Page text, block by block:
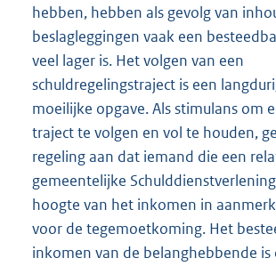
hebben, hebben als gevolg van
beslagleggingen vaak een
veel lager is. Het volgen van een
schuldregelingstraject is een
moeilijke opgave. Als stimulans om
traject te volgen en vol te houden,
regeling aan dat iemand die een
gemeentelijke
hoogte van het inkomen in
voor de tegemoetkoming. Het
inkomen van de belanghebbende is